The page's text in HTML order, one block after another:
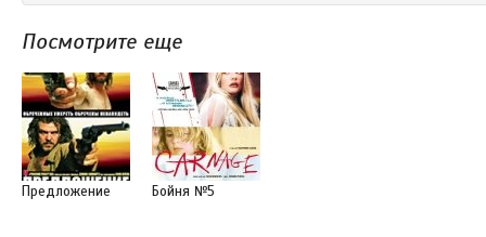
Посмотрите еще
Предложение Бойня №5